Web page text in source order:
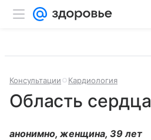
Консультации Кардиология
Область сердца
анонимно, женщина, 39 лет